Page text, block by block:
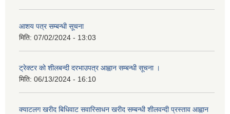
आशय पत्र सम्बन्धी सूचना
मिति: 07/02/2024 - 13:03
ट्रेक्टर को शीलबन्दी दरभाउपत्र आह्वान सम्बन्धी सूचना ।
मिति: 06/13/2024 - 16:10
क्याटलग खरीद बिधिवाट सवारिसाधन खरीद सम्बन्धी शीलवन्दी प्रस्ताव आह्वान